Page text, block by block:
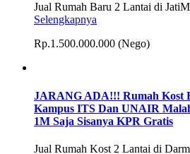
Jual Rumah Baru 2 Lantai di
Selengkapnya
Rp.1.500.000.000 (Nego)
JARANG ADA!!! Rumah Kost
Kampus ITS Dan UNAIR
1M Saja Sisanya KPR Gratis
Jual Rumah Kost 2 Lantai di